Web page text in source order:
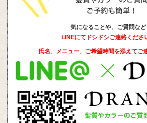
気になることや、ご質問など
LINEにてドシドシご連絡くださ
氏名、メニュー、ご希望時間を添えてご